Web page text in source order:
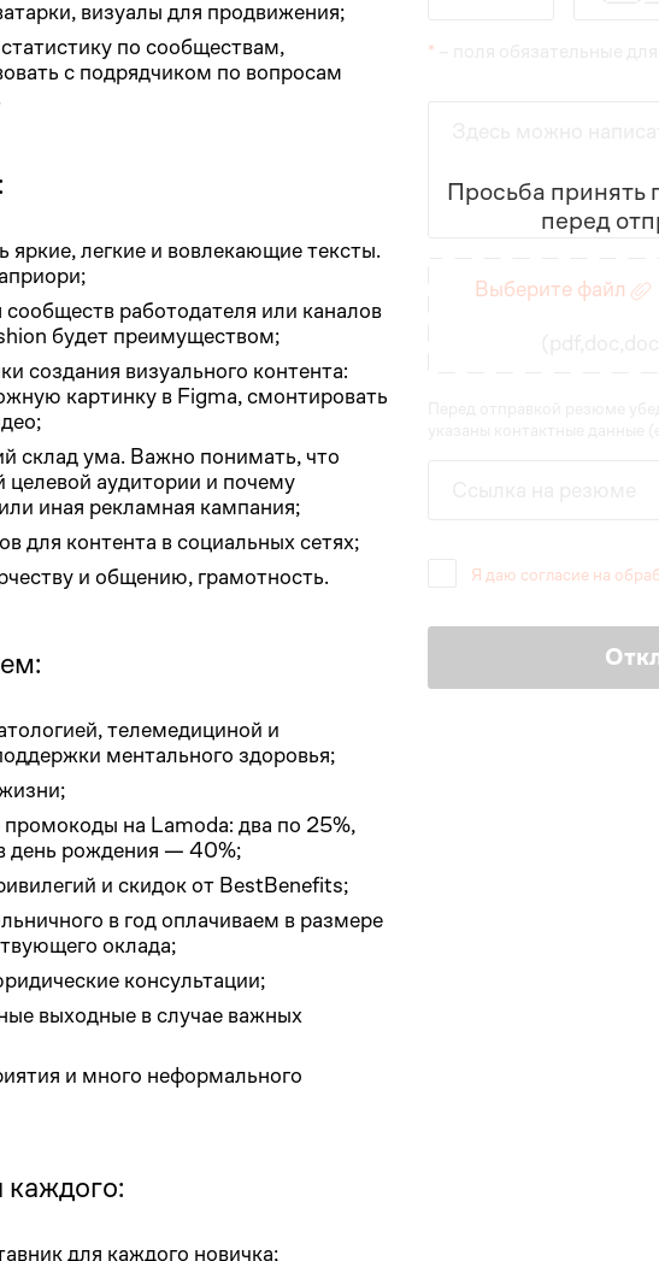
визуалы для продвижения;
по сообществам,
с подрядчиком по вопросам
яркие, легкие и вовлекающие тексты.
работодателя или каналов
будет преимуществом;
создания визуального контента:
картинку в Figma, смонтировать
склад ума. Важно понимать, что
целевой аудитории и почему
иная рекламная кампания;
для контента в социальных сетях;
и общению, грамотность.
телемедициной и
ментального здоровья;
на Lamoda: два по 25%,
день рождения — 40%;
и скидок от BestBenefits;
в год оплачиваем в размере
оклада;
консультации;
выходные в случае важных
и много неформального
каждого:
для каждого новичка;
*
Выберите файл
Я даю согласие на
Просьба принять
перед